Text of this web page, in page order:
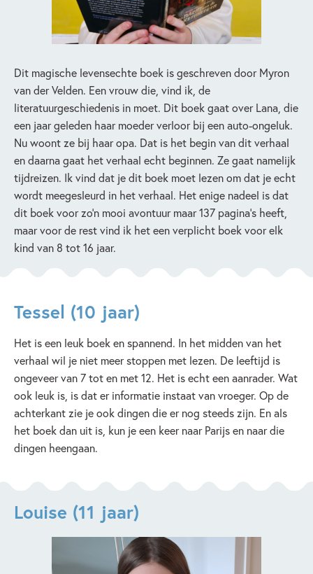
Dit magische levensechte boek is geschreven door Myron
van der Velden. Een vrouw die, vind ik, de
literatuurgeschiedenis in moet. Dit boek gaat over Lana, die
een jaar geleden haar moeder verloor bij een auto-ongeluk.
Nu woont ze bij haar opa. Dat is het begin van dit verhaal
en daarna gaat het verhaal echt beginnen. Ze gaat namelijk
tijdreizen. Ik vind dat je dit boek moet lezen om dat je echt
wordt meegesleurd in het verhaal. Het enige nadeel is dat
dit boek voor zo’n mooi avontuur maar 137 pagina’s heeft,
maar voor de rest vind ik het een verplicht boek voor elk
kind van 8 tot 16 jaar.
Tessel (10 jaar)
Het is een leuk boek en spannend. In het midden van het
verhaal wil je niet meer stoppen met lezen. De leeftijd is
ongeveer van 7 tot en met 12. Het is echt een aanrader. Wat
ook leuk is, is dat er informatie instaat van vroeger. Op de
achterkant zie je ook dingen die er nog steeds zijn. En als
het boek dan uit is, kun je een keer naar Parijs en naar die
dingen heengaan.
Louise (11 jaar)